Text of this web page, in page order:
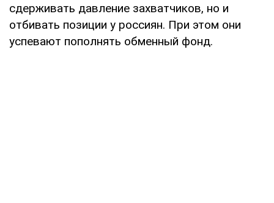
сдерживать давление захватчиков, но и
отбивать позиции у россиян. При этом они
успевают пополнять обменный фонд.